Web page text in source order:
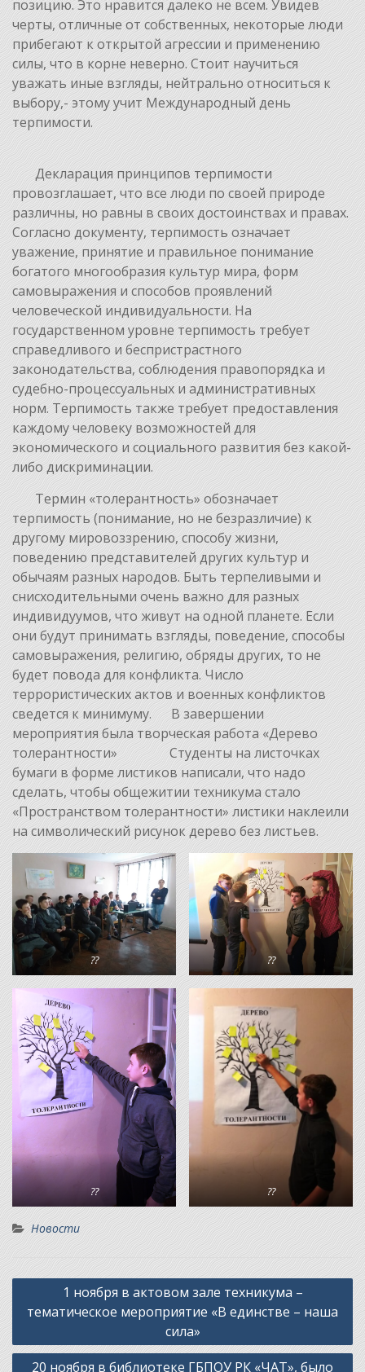
позицию. Это нравится далеко не всем. Увидев
черты, отличные от собственных, некоторые люди
прибегают к открытой агрессии и применению
силы, что в корне неверно. Стоит научиться
уважать иные взгляды, нейтрально относиться к
выбору,- этому учит Международный день
терпимости.
Декларация принципов терпимости
провозглашает, что все люди по своей природе
различны, но равны в своих достоинствах и правах.
Согласно документу, терпимость означает
уважение, принятие и правильное понимание
богатого многообразия культур мира, форм
самовыражения и способов проявлений
человеческой индивидуальности. На
государственном уровне терпимость требует
справедливого и беспристрастного
законодательства, соблюдения правопорядка и
судебно-процессуальных и административных
норм. Терпимость также требует предоставления
каждому человеку возможностей для
экономического и социального развития без какой-
либо дискриминации.
Термин «толерантность» обозначает
терпимость (понимание, но не безразличие) к
другому мировоззрению, способу жизни,
поведению представителей других культур и
обычаям разных народов. Быть терпеливыми и
снисходительными очень важно для разных
индивидуумов, что живут на одной планете. Если
они будут принимать взгляды, поведение, способы
самовыражения, религию, обряды других, то не
будет повода для конфликта. Число
террористических актов и военных конфликтов
сведется к минимуму. В завершении
мероприятия была творческая работа «Дерево
толерантности» Студенты на листочках
бумаги в форме листиков написали, что надо
сделать, чтобы общежитии техникума стало
«Пространством толерантности» листики наклеили
на символический рисунок дерево без листьев.
?? ??
?? ??
Новости
Навигация
по
1 ноября в актовом зале техникума –
тематическое мероприятие «В единстве – наша
сила»
20 ноября в библиотеке ГБПОУ РК «ЧАТ», было